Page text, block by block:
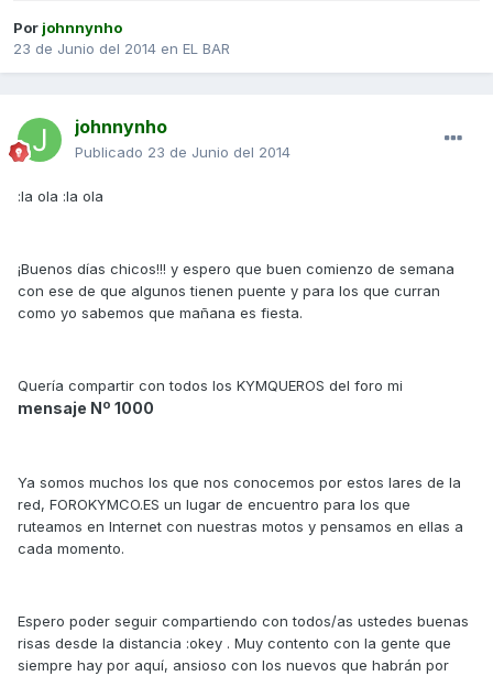
Por johnnynho
23 de Junio del 2014 en EL BAR
johnnynho
Publicado 23 de Junio del 2014
:la ola :la ola
¡Buenos días chicos!!! y espero que buen comienzo de semana
con ese de que algunos tienen puente y para los que curran
como yo sabemos que mañana es fiesta.
Quería compartir con todos los KYMQUEROS del foro mi
mensaje Nº 1000
Ya somos muchos los que nos conocemos por estos lares de la
red, FOROKYMCO.ES un lugar de encuentro para los que
ruteamos en Internet con nuestras motos y pensamos en ellas a
cada momento.
Espero poder seguir compartiendo con todos/as ustedes buenas
risas desde la distancia :okey . Muy contento con la gente que
siempre hay por aquí, ansioso con los nuevos que habrán por